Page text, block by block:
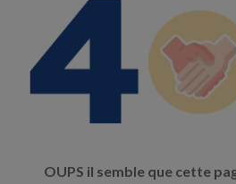
OUPS il semble que cette